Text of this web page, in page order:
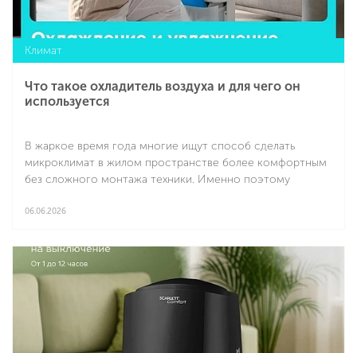
Климат
Что такое охладитель воздуха и для чего он
используется
В жаркое время года многие ищут способ сделать
микроклимат в жилом пространстве более комфортным
без сложного монтажа техники. Именно поэтому
продолжает расти. Например, есть отличная
06.06.2026
Подробнее